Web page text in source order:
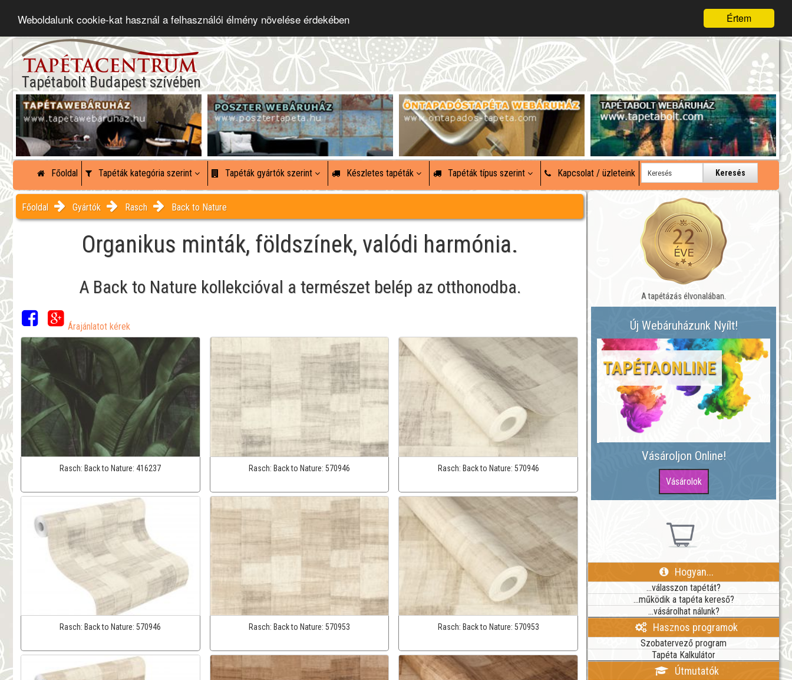
Értem
Weboldalunk cookie-kat használ a felhasználói élmény növelése érdekében
Tapétabolt Budapest szívében
Főoldal Tapéták kategória szerint Tapéták gyártók szerint Készletes tapéták Tapéták típus szerint Kapcsolat / üzleteink Keresés
Főoldal Gyártók Rasch Back to Nature
Organikus minták, földszínek, valódi harmónia.
A Back to Nature kollekcióval a természet belép az otthonodba.
Árajánlatot kérek
Rasch:Back to Nature:416237 Rasch: Back to Nature: 570946 Rasch: Back to Nature: 570946
Rasch: Back to Nature:570946 Rasch: Back to Nature: 570953 Rasch: Back to Nature: 570953
A tapétázás élvonalában.
Új Webáruházunk Nyílt!
TAPÉTAONLINE
Vásároljon Online!
Hogyan...
...válasszon tapétát?
...működik a tapéta kereső?
...vásárolhat nálunk?
Hasznos programok
Szobatervező program
Tapéta Kalkulátor
Útmutatók